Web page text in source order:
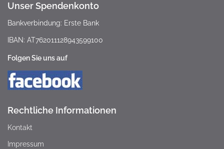
Unser Spendenkonto
Bankverbindung: Erste Bank
IBAN: AT762011128943599100
Folgen Sie uns auf
Rechtliche Informationen
Kontakt
Impressum